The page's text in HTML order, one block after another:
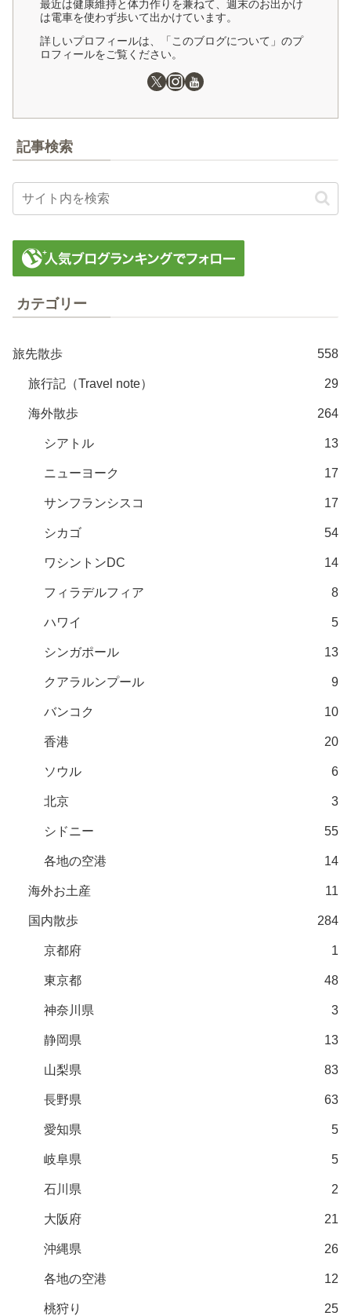
最近は健康維持と体力作りを兼ねて、週末のお出かけ
は電車を使わず歩いて出かけています。
詳しいプロフィールは、「このブログについて」のプ
ロフィールをご覧ください。
記事検索
カテゴリー
旅先散歩 558
旅行記（Travel note） 29
海外散歩 264
シアトル 13
ニューヨーク 17
サンフランシスコ 17
シカゴ 54
ワシントンDC 14
フィラデルフィア 8
ハワイ 5
シンガポール 13
クアラルンプール 9
バンコク 10
香港 20
ソウル 6
北京 3
シドニー 55
各地の空港 14
海外お土産 11
国内散歩 284
京都府 1
東京都 48
神奈川県 3
静岡県 13
山梨県 83
長野県 63
愛知県 5
岐阜県 5
石川県 2
大阪府 21
沖縄県 26
各地の空港 12
桃狩り 25